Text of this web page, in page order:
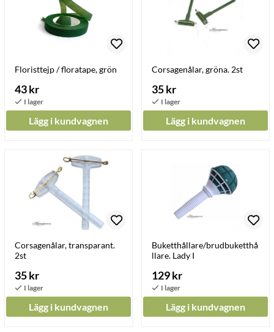
Floristtejp / floratape, grön
43 kr
Lägg i kundvagnen
Corsagenålar, gröna. 2st
35 kr
Lägg i kundvagnen
Corsagenålar, transparant.
2st
35 kr
Lägg i kundvagnen
Buketthållare/brudbuketthå
llare. Lady I
129 kr
Lägg i kundvagnen